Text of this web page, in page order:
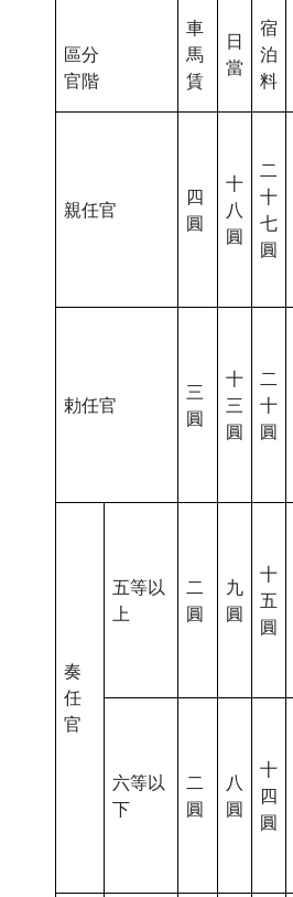
區分
官階
車
馬
賃
日
當
宿
泊
料
親任官
四
圓
十
八
圓
二
十
七
圓
勅任官
三
圓
十
三
圓
二
十
圓
奏
任
官
五等以
上
二
圓
九
圓
十
五
圓
六等以
下
二
圓
八
圓
十
四
圓